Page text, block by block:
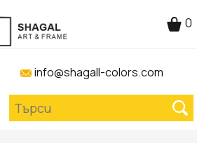
0
info@shagall-colors.com